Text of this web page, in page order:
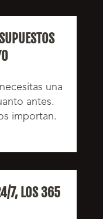
una
antes.
importan.
7, LOS 365